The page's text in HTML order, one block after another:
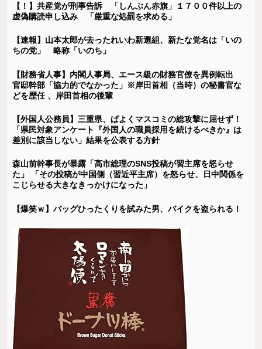
【！】共産党が刑事告訴 「しんぶん赤旗」１７００件以上の
虚偽購読申し込み 「厳重な処罰を求める」
【速報】山本太郎が去ったれいわ新選組、新たな党名は「いの
ちの党」 略称「いのち」
【財務省人事】内閣人事局、エース級の財務官僚を異例転出
官邸幹部「協力的でなかった」※岸田首相（当時）の秘書官な
どを歴任 、岸田首相の後輩
【外国人公務員】三重県、ぱよくマスコミの総攻撃に屈せず！
「県民対象アンケート『外国人の職員採用を続けるべきか』は
差別に該当しない」結果を公表する方針
森山前幹事長が暴露「高市総理のSNS投稿が習主席を怒らせ
た」 「その投稿が中国側（習近平主席）を怒らせ、日中関係を
こじらせる大きなきっかけになった」
【爆笑ｗ】バッグひったくりを試みた男、バイクを盗られる！